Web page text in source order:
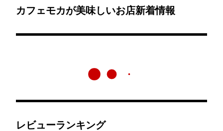
カフェモカが美味しいお店新着情報
レビューランキング